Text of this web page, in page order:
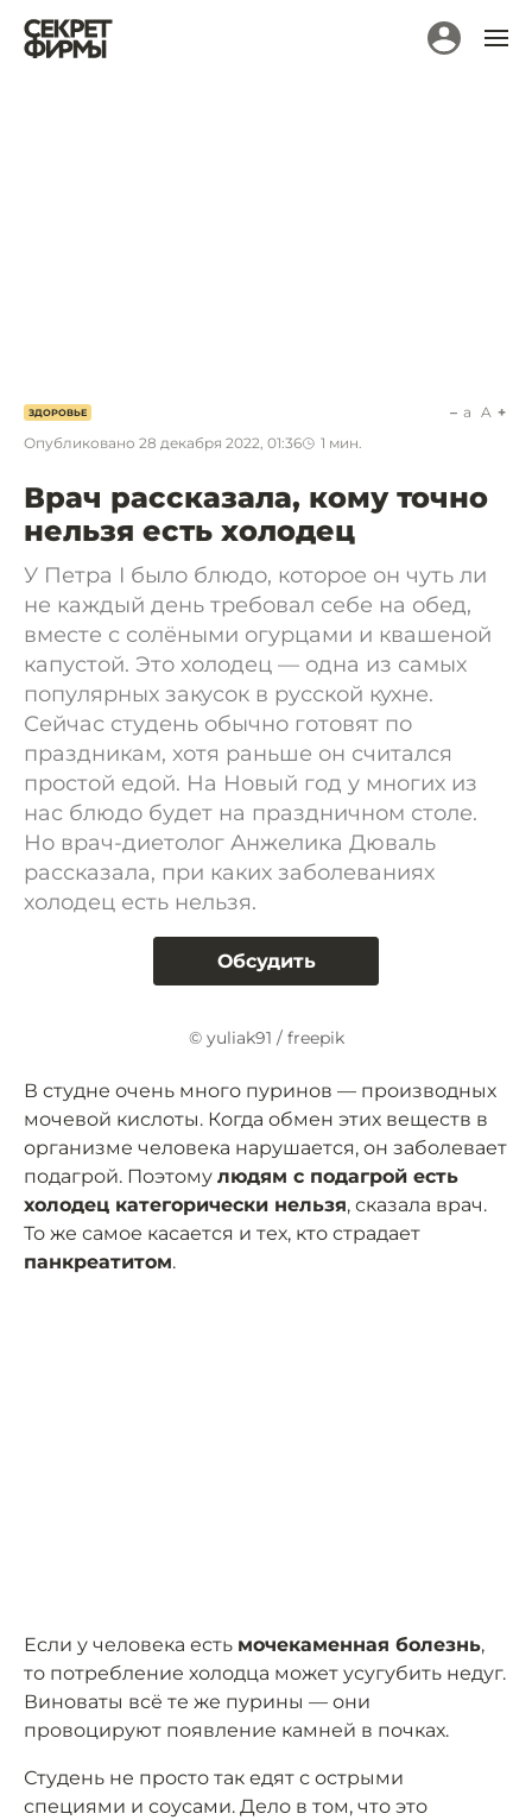
ЗДОРОВЬЕ
Опубликовано 28 декабря 2022, 01:36 1 мин.
a A
Врач рассказала, кому точно
нельзя есть холодец
У Петра I было блюдо, которое он чуть ли
не каждый день требовал себе на обед,
вместе с солёными огурцами и квашеной
капустой. Это холодец — одна из самых
популярных закусок в русской кухне.
Сейчас студень обычно готовят по
праздникам, хотя раньше он считался
простой едой. На Новый год у многих из
нас блюдо будет на праздничном столе.
Но врач-диетолог Анжелика Дюваль
рассказала, при каких заболеваниях
холодец есть нельзя.
Обсудить
© yuliak91 / freepik
В студне очень много пуринов — производных
мочевой кислоты. Когда обмен этих веществ в
организме человека нарушается, он заболевает
подагрой. Поэтому людям с подагрой есть
холодец категорически нельзя, сказала врач.
То же самое касается и тех, кто страдает
панкреатитом.
Если у человека есть мочекаменная болезнь,
то потребление холодца может усугубить недуг.
Виноваты всё те же пурины — они
провоцируют появление камней в почках.
Студень не просто так едят с острыми
специями и соусами. Дело в том, что это